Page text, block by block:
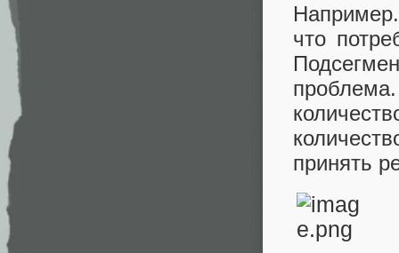
что
принять